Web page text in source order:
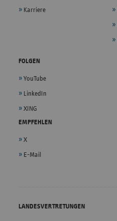
Karriere
FOLGEN
YouTube
LinkedIn
XING
EMPFEHLEN
X
E-Mail
LANDESVERTRETUNGEN